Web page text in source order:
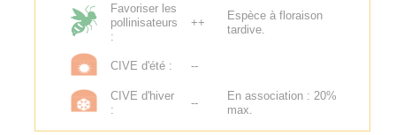
Favoriser les
pollinisateurs
:
++
Espèce à floraison
tardive.
CIVE d'été : --
CIVE d'hiver
:
--
En association : 20%
max.